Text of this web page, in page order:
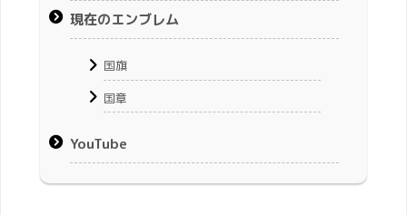
現在のエンブレム
国旗
国章
YouTube